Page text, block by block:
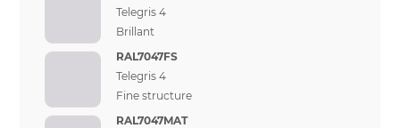
Telegris 4
Brillant
RAL7047FS
Telegris 4
Fine structure
RAL7047MAT